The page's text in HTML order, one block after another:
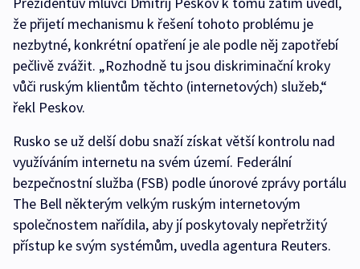
že přijetí mechanismu k řešení tohoto problému je
nezbytné, konkrétní opatření je ale podle něj zapotřebí
pečlivě zvážit. „Rozhodně tu jsou diskriminační kroky
vůči ruským klientům těchto (internetových) služeb,“
řekl Peskov.
Rusko se už delší dobu snaží získat větší kontrolu nad
využíváním internetu na svém území. Federální
bezpečnostní služba (FSB) podle únorové zprávy portálu
The Bell některým velkým ruským internetovým
společnostem nařídila, aby jí poskytovaly nepřetržitý
přístup ke svým systémům, uvedla agentura Reuters.